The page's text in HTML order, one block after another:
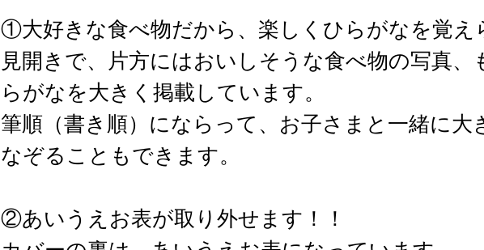
①大好きな食べ物だから、楽しくひらがなを覚え
見開きで、片方にはおいしそうな食べ物の写真、
らがなを大きく掲載しています。
筆順（書き順）にならって、お子さまと一緒に大
なぞることもできます。
②あいうえお表が取り外せます！！